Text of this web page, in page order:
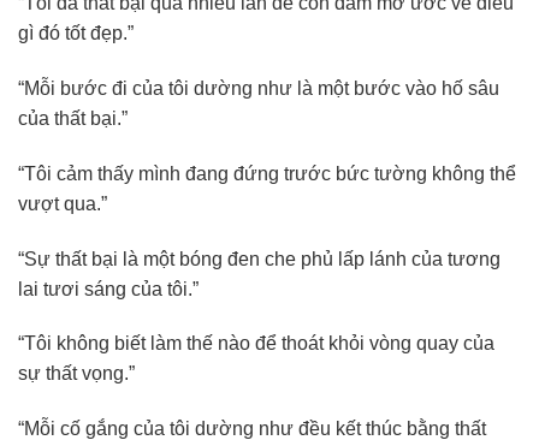
gì đó tốt đẹp.”
“Mỗi bước đi của tôi dường như là một bước vào hố sâu
của thất bại.”
“Tôi cảm thấy mình đang đứng trước bức tường không thể
vượt qua.”
“Sự thất bại là một bóng đen che phủ lấp lánh của tương
lai tươi sáng của tôi.”
“Tôi không biết làm thế nào để thoát khỏi vòng quay của
sự thất vọng.”
“Mỗi cố gắng của tôi dường như đều kết thúc bằng thất